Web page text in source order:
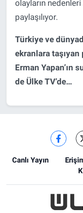
olayların
paylaşılıyor.
Türkiye ve
ekranlara taşıyan
Erman Yapan’ın
de Ülke TV’de…
Canlı Yayın